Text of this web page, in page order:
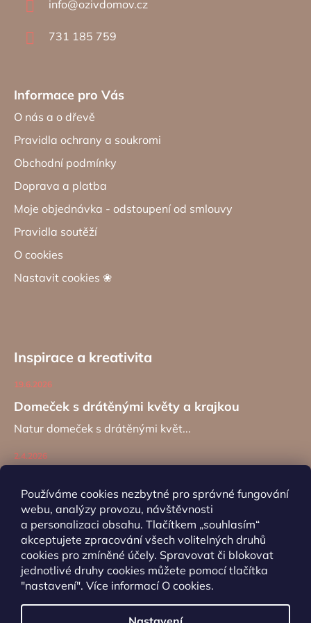
Používáme cookies nezbytné pro správné fungování
webu, analýzy provozu, návštěvnosti
a personalizaci obsahu. Tlačítkem „souhlasím“
akceptujete zpracování všech volitelných druhů
cookies pro zmíněné účely. Spravovat či blokovat
jednotlivé druhy cookies můžete pomocí tlačítka
"nastavení". Více informací O cookies.
info@ozivdomov.cz
731 185 759
Informace pro Vás
O nás a o dřevě
Pravidla ochrany a soukromi
Obchodní podmínky
Doprava a platba
Moje objednávka - odstoupení od smlouvy
Pravidla soutěží
O cookies
Nastavit cookies ❀
Inspirace a kreativita
Domeček s drátěnými květy a krajkou
19.6.2026
Natur domeček s drátěnými květ...
2.4.2026
Návod na výrobu záložky do kní...
ARCHIV